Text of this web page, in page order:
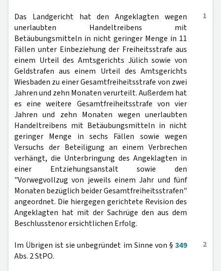
1
Das Landgericht hat den Angeklagten wegen
unerlaubten Handeltreibens mit
Betäubungsmitteln in nicht geringer Menge in 11
Fällen unter Einbeziehung der Freiheitsstrafe aus
einem Urteil des Amtsgerichts Jülich sowie von
Geldstrafen aus einem Urteil des Amtsgerichts
Wiesbaden zu einer Gesamtfreiheitsstrafe von zwei
Jahren und zehn Monaten verurteilt. Außerdem hat
es eine weitere Gesamtfreiheitsstrafe von vier
Jahren und zehn Monaten wegen unerlaubten
Handeltreibens mit Betäubungsmitteln in nicht
geringer Menge in sechs Fällen sowie wegen
Versuchs der Beteiligung an einem Verbrechen
verhängt, die Unterbringung des Angeklagten in
einer Entziehungsanstalt sowie den
"Vorwegvollzug von jeweils einem Jahr und fünf
Monaten bezüglich beider Gesamtfreiheitsstrafen"
angeordnet. Die hiergegen gerichtete Revision des
Angeklagten hat mit der Sachrüge den aus dem
Beschlusstenor ersichtlichen Erfolg.
2
Im Übrigen ist sie unbegründet im Sinne von § 349
Abs. 2 StPO.